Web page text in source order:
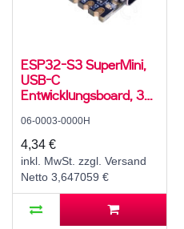
ESP32-S3 SuperMini,
USB-C
Entwicklungsboard, 32-
Co-Prozessoren, 240
MHz, 4 MB Flash, 512
KB SRAM, 384 KB
ROM, 3,3 V, Bluetooth
5.0 LE
06-0003-0000H
4,34 €
inkl. MwSt. zzgl. Versand
Netto 3,647059 €